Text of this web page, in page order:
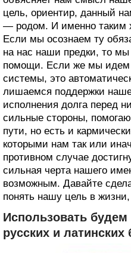
цель, ориентир, данный
— родом. И именно таким
Если мы осознаем ту
на нас наши предки, то
помощи. Если же мы идем
системы, это
лишаемся поддержки
исполнения долга перед
сильные стороны,
пути, но есть и
которыми нам так или
противном случае
сильная черта нашего
возможным. Давайте
понять нашу цель в
Использовать
русских и латинских